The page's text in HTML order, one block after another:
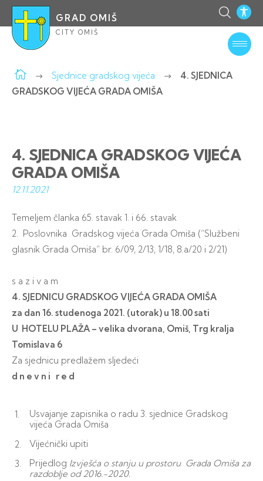
GRAD OMIŠ
CITY OMIŠ
Sjednice gradskog vijeća
4. SJEDNICA
GRADSKOG VIJEĆA GRADA OMIŠA
4. SJEDNICA GRADSKOG VIJEĆA
GRADA OMIŠA
12.11.2021
Temeljem članka 65. stavak 1. i 66. stavak
2. Poslovnika Gradskog vijeća Grada Omiša (“Službeni
glasnik Grada Omiša” br. 6/09, 2/13, 1/18, 8.a/20 i 2/21)
s a z i v a m
4. SJEDNICU GRADSKOG VIJEĆA GRADA OMIŠA
za dan 16. studenoga 2021. (utorak) u 18.00 sati
U HOTELU PLAŽA – velika dvorana, Omiš, Trg kralja
Tomislava 6
Za sjednicu predlažem sljedeći
d n e v n i r e d
Usvajanje zapisnika o radu 3. sjednice Gradskog
vijeća Grada Omiša
Vijećnički upiti
Prijedlog Izvješća o stanju u prostoru Grada Omiša za
razdoblje od 2016.-2020.